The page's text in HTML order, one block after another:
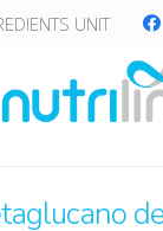
UNIT